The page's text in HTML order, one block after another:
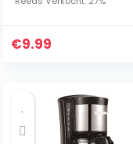
€9.99